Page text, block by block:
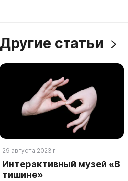
Другие статьи
29 августа 2023 г.
Интерактивный музей «В
тишине»